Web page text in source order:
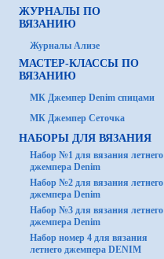
ЖУРНАЛЫ ПО
ВЯЗАНИЮ
Журналы Ализе
МАСТЕР-КЛАССЫ ПО
ВЯЗАНИЮ
МК Джемпер Denim спицами
МК Джемпер Сеточка
НАБОРЫ ДЛЯ ВЯЗАНИЯ
Набор №1 для вязания летнего
джемпера Denim
Набор №2 для вязания летнего
джемпера Denim
Набор №3 для вязания летнего
джемпера Denim
Набор номер 4 для вязания
летнего джемпера DENIM